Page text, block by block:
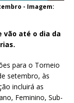
- Imagem:
vão até o dia da
para o Torneio
setembro, às
incluirá as
Feminino, Sub-